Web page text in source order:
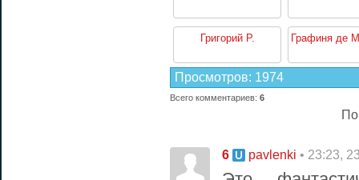
Григорий Р. Графиня де
Просмотров: 1974
Всего комментариев: 6
6 pavlenki • 23:23,